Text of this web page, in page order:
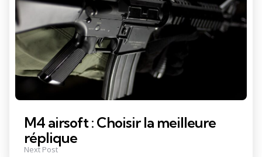
M4 airsoft : Choisir la meilleure
réplique
Next Post